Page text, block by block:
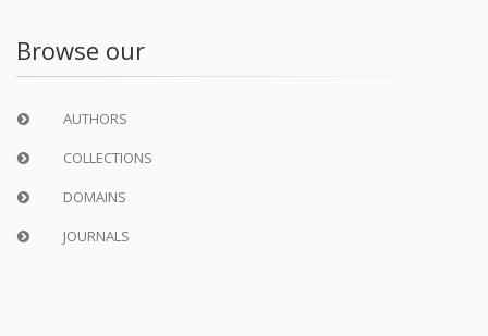
Browse our
AUTHORS
COLLECTIONS
DOMAINS
JOURNALS